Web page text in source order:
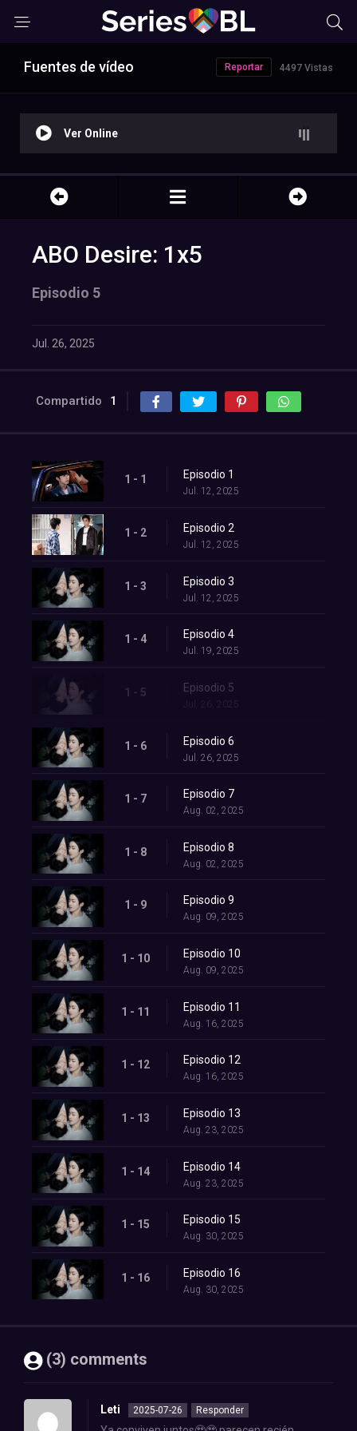
Fuentes de vídeo 4497 Vistas
Reportar
Ver Online
ABO Desire: 1x5
Episodio 5
Jul. 26, 2025
Compartido 1
1 - 1 Episodio 1
Jul. 12, 2025
1 - 2 Episodio 2
Jul. 12, 2025
1 - 3 Episodio 3
Jul. 12, 2025
1 - 4 Episodio 4
Jul. 19, 2025
1 - 5 Episodio 5
Jul. 26, 2025
1 - 6 Episodio 6
Jul. 26, 2025
1 - 7 Episodio 7
Aug. 02, 2025
1 - 8 Episodio 8
Aug. 02, 2025
1 - 9 Episodio 9
Aug. 09, 2025
1 - 10 Episodio 10
Aug. 09, 2025
1 - 11 Episodio 11
Aug. 16, 2025
1 - 12 Episodio 12
Aug. 16, 2025
1 - 13 Episodio 13
Aug. 23, 2025
1 - 14 Episodio 14
Aug. 23, 2025
1 - 15 Episodio 15
Aug. 30, 2025
1 - 16 Episodio 16
Aug. 30, 2025
(3) comments
Leti 2025-07-26 Responder